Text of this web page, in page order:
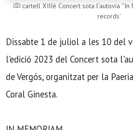
cartell XIIIè Concert sota l’autovia ''In
records'
Dissabte 1 de juliol a les 10 del
l'edició 2023 del Concert sota
de Vergós, organitzat per la
Coral Ginesta.